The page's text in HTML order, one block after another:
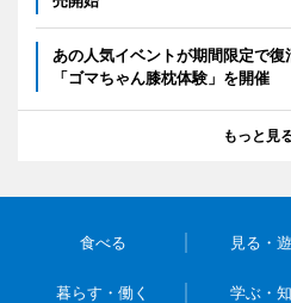
あの人気イベントが期間限定で
「ゴマちゃん膝枕体験」を開催
もっと見
食べる 見る・
暮らす・働く 学ぶ・